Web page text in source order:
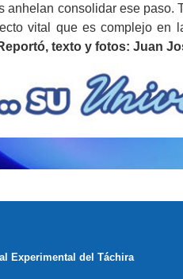
consolidar ese paso.
vital que es complejo en
texto y fotos: Juan
Experimental del Táchira